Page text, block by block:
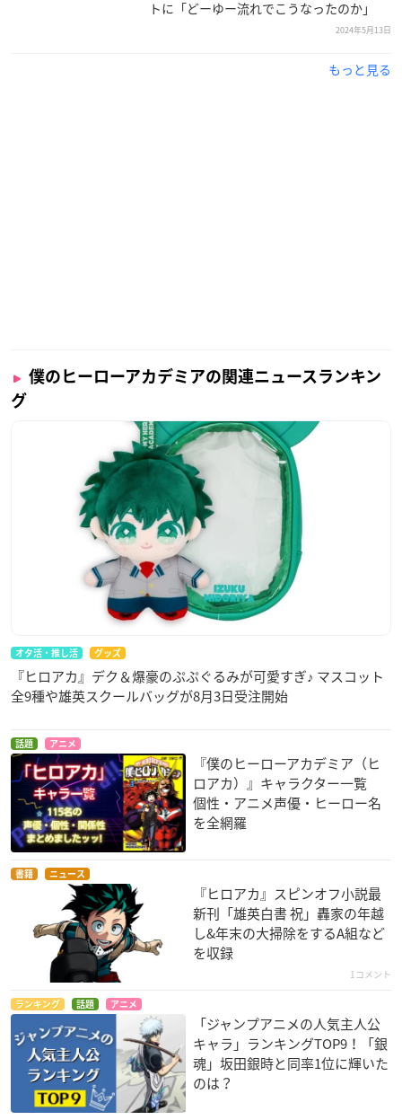
トに「どーゆー流れでこうなったのか」
2024年5月13日
もっと見る
僕のヒーローアカデミアの関連ニュースランキン
グ
オタ活・推し活 グッズ
『ヒロアカ』デク＆爆豪のぷぷぐるみが可愛すぎ♪ マスコット
全9種や雄英スクールバッグが8月3日受注開始
話題 アニメ
『僕のヒーローアカデミア（ヒ
ロアカ）』キャラクター一覧
個性・アニメ声優・ヒーロー名
を全網羅
書籍 ニュース
『ヒロアカ』スピンオフ小説最
新刊「雄英白書 祝」轟家の年越
し&年末の大掃除をするA組など
を収録
1コメント
ランキング 話題 アニメ
「ジャンプアニメの人気主人公
キャラ」ランキングTOP9！「銀
魂」坂田銀時と同率1位に輝いた
のは？